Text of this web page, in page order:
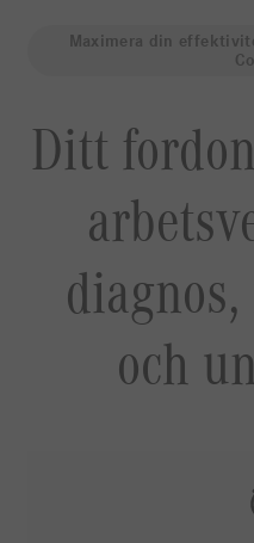
Maximera din
Ditt
och